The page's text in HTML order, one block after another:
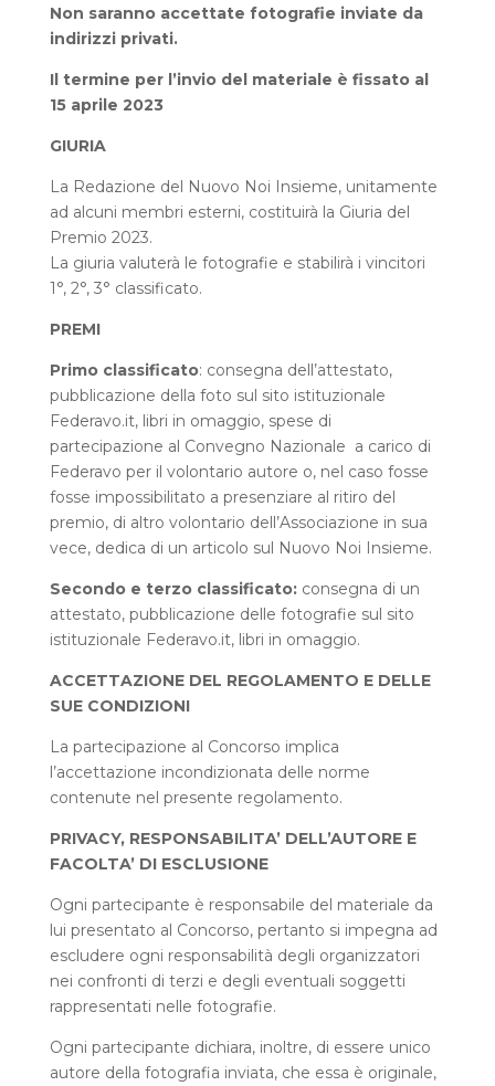
Non saranno accettate fotografie inviate da
indirizzi privati.
Il termine per l’invio del materiale è fissato al
15 aprile 2023
GIURIA
La Redazione del Nuovo Noi Insieme, unitamente
ad alcuni membri esterni, costituirà la Giuria del
Premio 2023.
La giuria valuterà le fotografie e stabilirà i vincitori
1°, 2°, 3° classificato.
PREMI
Primo classificato: consegna dell’attestato,
pubblicazione della foto sul sito istituzionale
Federavo.it, libri in omaggio, spese di
partecipazione al Convegno Nazionale a carico di
Federavo per il volontario autore o, nel caso fosse
fosse impossibilitato a presenziare al ritiro del
premio, di altro volontario dell’Associazione in sua
vece, dedica di un articolo sul Nuovo Noi Insieme.
Secondo e terzo classificato: consegna di un
attestato, pubblicazione delle fotografie sul sito
istituzionale Federavo.it, libri in omaggio.
ACCETTAZIONE DEL REGOLAMENTO E DELLE
SUE CONDIZIONI
La partecipazione al Concorso implica
l’accettazione incondizionata delle norme
contenute nel presente regolamento.
PRIVACY, RESPONSABILITA’ DELL’AUTORE E
FACOLTA’ DI ESCLUSIONE
Ogni partecipante è responsabile del materiale da
lui presentato al Concorso, pertanto si impegna ad
escludere ogni responsabilità degli organizzatori
nei confronti di terzi e degli eventuali soggetti
rappresentati nelle fotografie.
Ogni partecipante dichiara, inoltre, di essere unico
autore della fotografia inviata, che essa è originale,